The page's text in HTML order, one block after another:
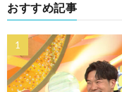
おすすめ記事